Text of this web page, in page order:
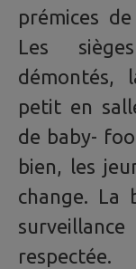
prémices
Les
démontés,
petit en
de baby-
bien, les
change. La
respectée.